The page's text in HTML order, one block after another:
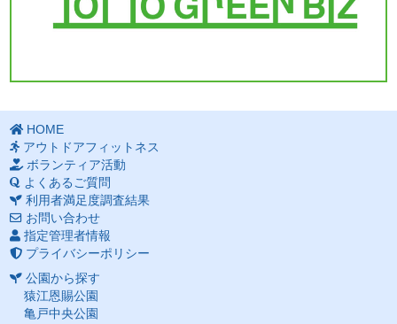
HOME
アウトドアフィットネス
ボランティア活動
よくあるご質問
利用者満足度調査結果
お問い合わせ
指定管理者情報
プライバシーポリシー
公園から探す
猿江恩賜公園
亀戸中央公園